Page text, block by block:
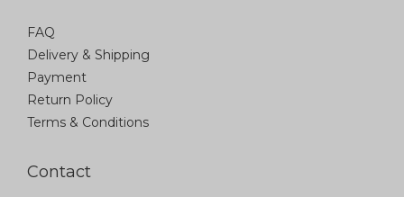
FAQ
Delivery & Shipping
Payment
Return Policy
Terms & Conditions
Contact